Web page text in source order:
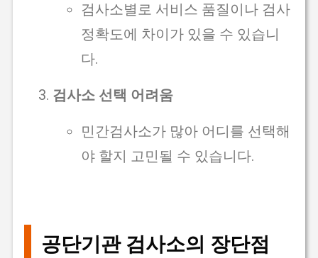
검사소별로 서비스 품질이나 검사
정확도에 차이가 있을 수 있습니
다.
검사소 선택 어려움
민간검사소가 많아 어디를 선택해
야 할지 고민될 수 있습니다.
공단기관 검사소의 장단점